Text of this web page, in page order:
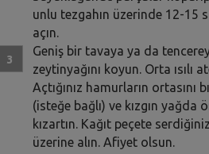
unlu tezgahın üzerinde 12-15
açın.
Geniş bir tavaya ya da
zeytinyağını koyun. Orta ısılı
Açtığınız hamurların ortasını
(isteğe bağlı) ve kızgın yağda
kızartın. Kağıt peçete
üzerine alın. Afiyet olsun.